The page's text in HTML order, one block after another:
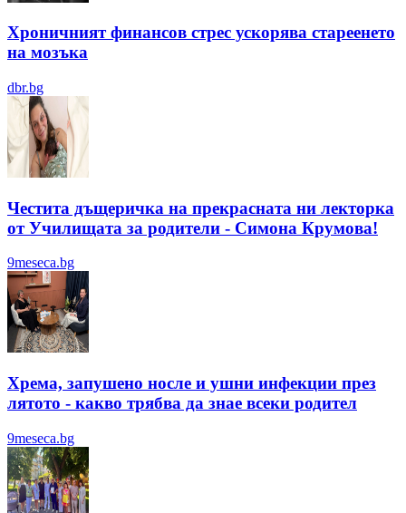
Хроничният финансов стрес ускорява стареенето
на мозъка
dbr.bg
Честита дъщеричка на прекрасната ни лекторка
от Училищата за родители - Симона Крумова!
9meseca.bg
Хрема, запушено носле и ушни инфекции през
лятотo - какво трябва да знае всеки родител
9meseca.bg